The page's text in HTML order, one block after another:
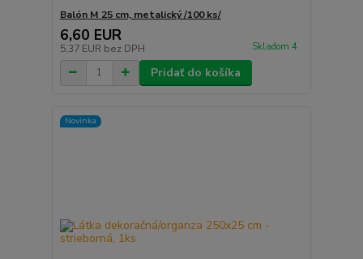
Balón M 25 cm, metalický /100 ks/
6,60 EUR
5,37 EUR bez DPH Skladom 4
Pridať do košíka
Novinka